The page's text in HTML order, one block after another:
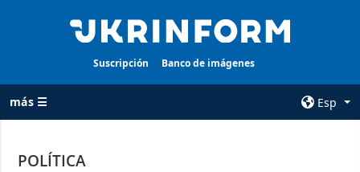
Suscripción Banco de imágenes
más ☰
Esp
POLÍTICA